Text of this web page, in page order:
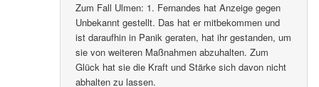
Zum Fall Ulmen: 1. Fernandes hat Anzeige gegen
Unbekannt gestellt. Das hat er mitbekommen und
ist daraufhin in Panik geraten, hat ihr gestanden, um
sie von weiteren Maßnahmen abzuhalten. Zum
Glück hat sie die Kraft und Stärke sich davon nicht
abhalten zu lassen.